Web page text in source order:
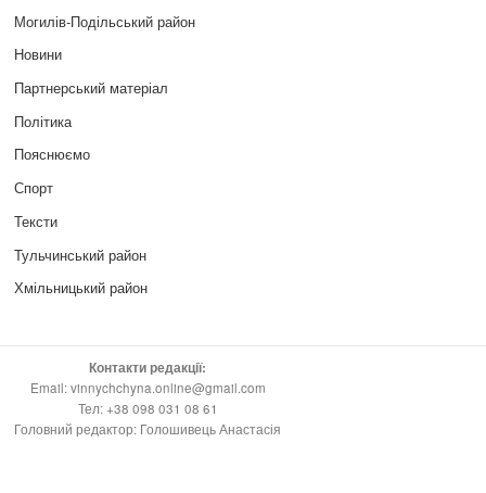
Могилів-Подільський район
Новини
Партнерський матеріал
Політика
Пояснюємо
Спорт
Тексти
Тульчинський район
Хмільницький район
Контакти редакції:
Email: vinnychchyna.online@gmail.com
Тел: +38 098 031 08 61
Головний редактор: Голошивець Анастасія